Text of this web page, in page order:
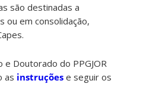
são destinadas a
ou em consolidação,
Doutorado do PPGJOR
as instruções e seguir os